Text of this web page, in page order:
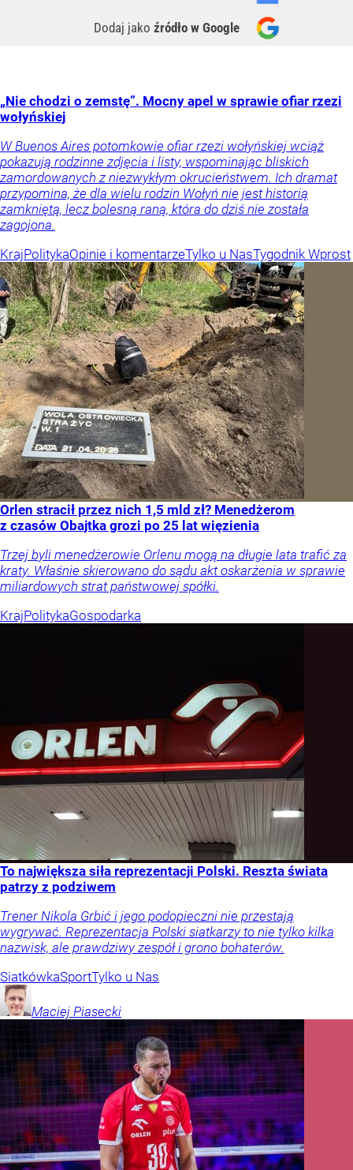
Dodaj jako źródło w Google
„Nie chodzi o zemstę”. Mocny apel w sprawie ofiar rzezi
wołyńskiej
W Buenos Aires potomkowie ofiar rzezi wołyńskiej wciąż
pokazują rodzinne zdjęcia i listy, wspominając bliskich
zamordowanych z niezwykłym okrucieństwem. Ich dramat
przypomina, że dla wielu rodzin Wołyń nie jest historią
zamkniętą, lecz bolesną raną, która do dziś nie została
zagojona.
KrajPolitykaOpinie i komentarzeTylko u NasTygodnik Wprost
Orlen stracił przez nich 1,5 mld zł? Menedżerom
z czasów Obajtka grozi po 25 lat więzienia
Trzej byli menedżerowie Orlenu mogą na długie lata trafić za
kraty. Właśnie skierowano do sądu akt oskarżenia w sprawie
miliardowych strat państwowej spółki.
KrajPolitykaGospodarka
To największa siła reprezentacji Polski. Reszta świata
patrzy z podziwem
Trener Nikola Grbić i jego podopieczni nie przestają
wygrywać. Reprezentacja Polski siatkarzy to nie tylko kilka
nazwisk, ale prawdziwy zespół i grono bohaterów.
SiatkówkaSportTylko u Nas
Maciej Piasecki